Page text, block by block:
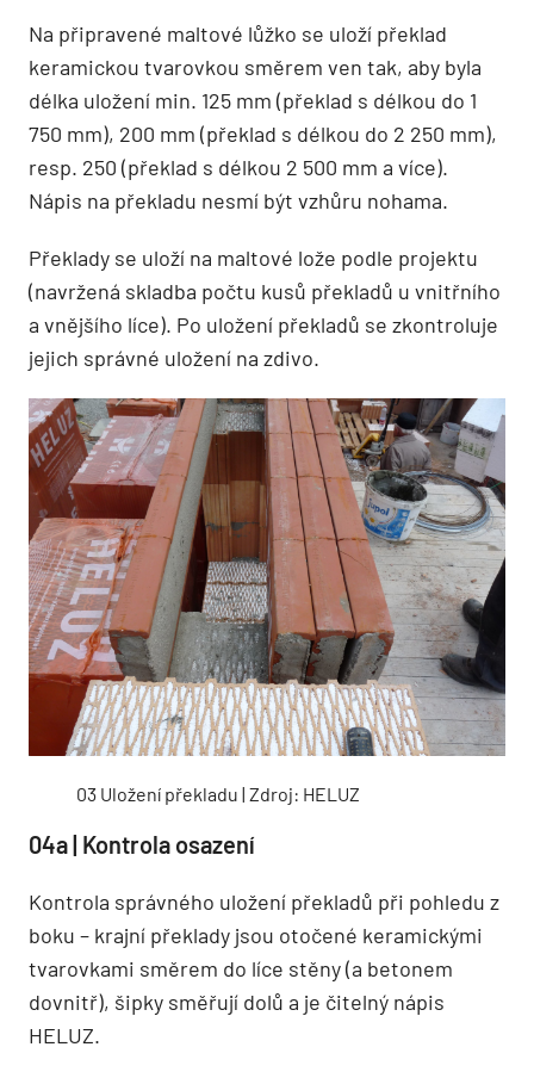
Na připravené maltové lůžko se uloží překlad
keramickou tvarovkou směrem ven tak, aby byla
délka uložení min. 125 mm (překlad s délkou do 1
750 mm), 200 mm (překlad s délkou do 2 250 mm),
resp. 250 (překlad s délkou 2 500 mm a více).
Nápis na překladu nesmí být vzhůru nohama.
Překlady se uloží na maltové lože podle projektu
(navržená skladba počtu kusů překladů u vnitřního
a vnějšího líce). Po uložení překladů se zkontroluje
jejich správné uložení na zdivo.
03 Uložení překladu | Zdroj: HELUZ
04a | Kontrola osazení
Kontrola správného uložení překladů při pohledu z
boku – krajní překlady jsou otočené keramickými
tvarovkami směrem do líce stěny (a betonem
dovnitř), šipky směřují dolů a je čitelný nápis
HELUZ.